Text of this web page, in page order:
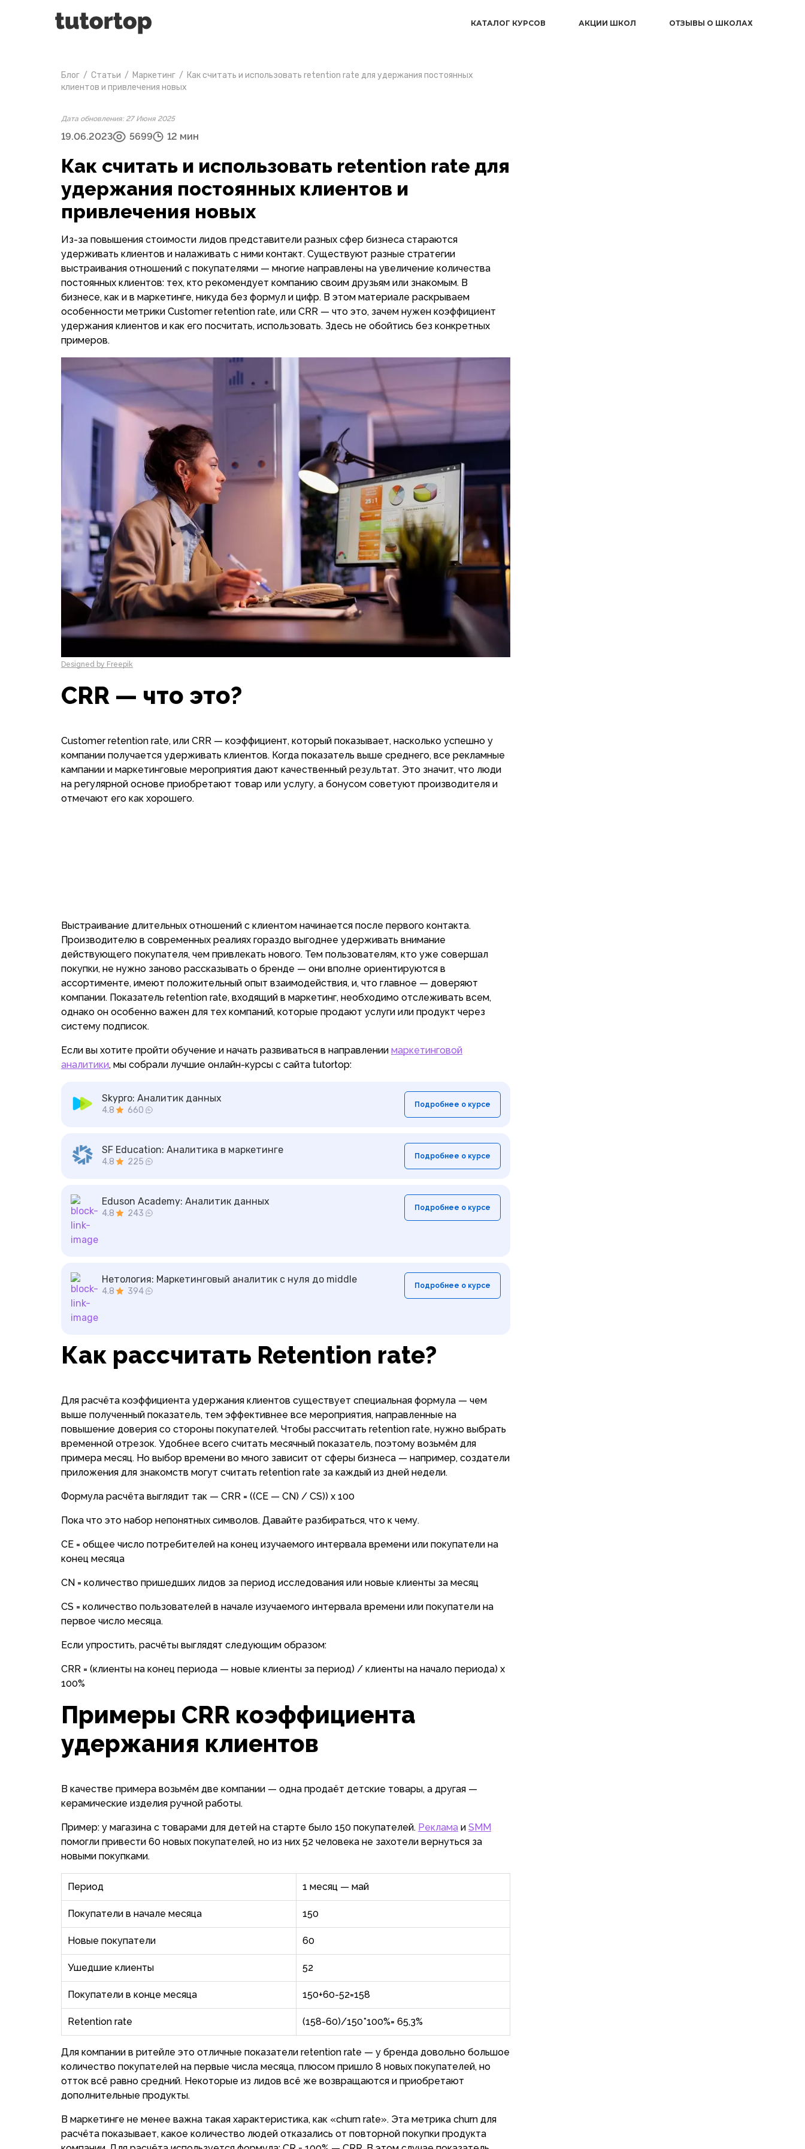
КАТАЛОГ КУРСОВ АКЦИИ ШКОЛ ОТЗЫВЫ О ШКОЛАХ
Блог / Статьи / Маркетинг / Как считать и использовать retention rate для удержания постоянных
клиентов и привлечения новых
Дата обновления: 27 Июня 2025
19.06.2023 5699 12 мин
Как считать и использовать retention rate для
удержания постоянных клиентов и
привлечения новых
Из-за повышения стоимости лидов представители разных сфер бизнеса стараются
удерживать клиентов и налаживать с ними контакт. Существуют разные стратегии
выстраивания отношений с покупателями — многие направлены на увеличение количества
постоянных клиентов: тех, кто рекомендует компанию своим друзьям или знакомым. В
бизнесе, как и в маркетинге, никуда без формул и цифр. В этом материале раскрываем
особенности метрики Customer retention rate, или CRR — что это, зачем нужен коэффициент
удержания клиентов и как его посчитать, использовать. Здесь не обойтись без конкретных
примеров.
Designed by Freepik
CRR — что это?
Customer retention rate, или CRR — коэффициент, который показывает, насколько успешно у
компании получается удерживать клиентов. Когда показатель выше среднего, все рекламные
кампании и маркетинговые мероприятия дают качественный результат. Это значит, что люди
на регулярной основе приобретают товар или услугу, а бонусом советуют производителя и
отмечают его как хорошего.
Выстраивание длительных отношений с клиентом начинается после первого контакта.
Производителю в современных реалиях гораздо выгоднее удерживать внимание
действующего покупателя, чем привлекать нового. Тем пользователям, кто уже совершал
покупки, не нужно заново рассказывать о бренде — они вполне ориентируются в
ассортименте, имеют положительный опыт взаимодействия, и, что главное — доверяют
компании. Показатель retention rate, входящий в маркетинг, необходимо отслеживать всем,
однако он особенно важен для тех компаний, которые продают услуги или продукт через
систему подписок.
Если вы хотите пройти обучение и начать развиваться в направлении маркетинговой
аналитики, мы собрали лучшие онлайн-курсы с сайта tutortop:
Skypro: Аналитик данных
4.8 660
Подробнее о курсе
SF Education: Аналитика в маркетинге
4.8 225
Подробнее о курсе
Eduson Academy: Аналитик данных
4.8 243
Подробнее о курсе
Нетология: Маркетинговый аналитик с нуля до middle
4.8 394
Подробнее о курсе
Как рассчитать Retention rate?
Для расчёта коэффициента удержания клиентов существует специальная формула — чем
выше полученный показатель, тем эффективнее все мероприятия, направленные на
повышение доверия со стороны покупателей. Чтобы рассчитать retention rate, нужно выбрать
временной отрезок. Удобнее всего считать месячный показатель, поэтому возьмём для
примера месяц. Но выбор времени во много зависит от сферы бизнеса — например, создатели
приложения для знакомств могут считать retention rate за каждый из дней недели.
Формула расчёта выглядит так — CRR = ((CE — CN) / CS)) x 100
Пока что это набор непонятных символов. Давайте разбираться, что к чему.
CE = общее число потребителей на конец изучаемого интервала времени или покупатели на
конец месяца
CN = количество пришедших лидов за период исследования или новые клиенты за месяц
CS = количество пользователей в начале изучаемого интервала времени или покупатели на
первое число месяца.
Если упростить, расчёты выглядят следующим образом:
CRR = (клиенты на конец периода — новые клиенты за период) / клиенты на начало периода) x
100%
Примеры CRR коэффициента
удержания клиентов
В качестве примера возьмём две компании — одна продаёт детские товары, а другая —
керамические изделия ручной работы.
Пример: у магазина с товарами для детей на старте было 150 покупателей. Реклама и SMM
помогли привести 60 новых покупателей, но из них 52 человека не захотели вернуться за
новыми покупками.
Период 1 месяц — май
Покупатели в начале месяца 150
Новые покупатели 60
Ушедшие клиенты 52
Покупатели в конце месяца 150+60-52=158
Retention rate (158-60)/150*100%= 65,3%
Для компании в ритейле это отличные показатели retention rate — у бренда довольно большое
количество покупателей на первые числа месяца, плюсом пришло 8 новых покупателей, но
отток всё равно средний. Некоторые из лидов всё же возвращаются и приобретают
дополнительные продукты.
В маркетинге не менее важна такая характеристика, как «churn rate». Эта метрика churn для
расчёта показывает, какое количество людей отказались от повторной покупки продукта